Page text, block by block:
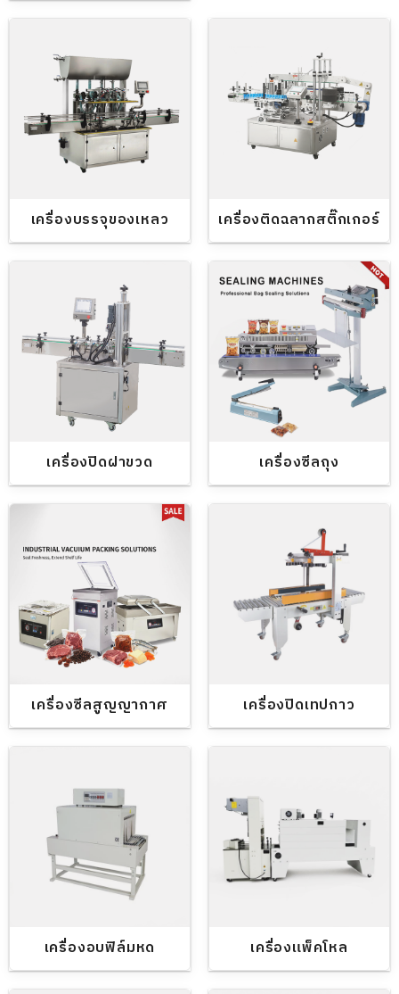
เครื่องบรรจุของเหลว เครื่องติดฉลากสติ๊กเกอร์
เครื่องปิดฝาขวด เครื่องซีลถุง
เครื่องซีลสูญญากาศ เครื่องปิดเทปกาว
เครื่องอบฟิล์มหด เครื่องแพ็คโหล